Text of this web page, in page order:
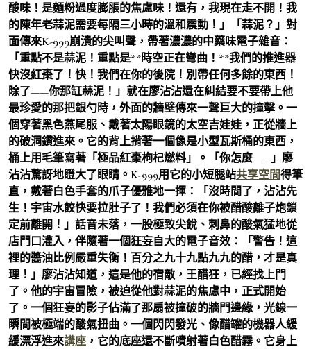
酸味！是麵粉過度膨脹的焦慮味！還有，我現在走不開！我
的陳年老蒜泥需要每隔三小時的溫和震動！」「蒜泥？」對
面傳來K-999崩潰的尖叫聲，帶著濃濃的中藥味電子雜音：
「重點不是蒜泥！重點是**時空正在彎曲！**我們的推進器
快沒紅棗了！快！我們在你的後院！別帶任何多餘的東西！
除了——你那缸蒜泥！」就在廖沾沾還在糾結要不要帶上他
最珍愛的那把銀勺時，外面的牆壁傳來一聲巨大的撞擊。一
個穿著黑色燕尾服、戴著太陽眼鏡的太空吉娃娃，正從牆上
的破洞鑽進來。它的背上揹著一個像是小型瓦斯桶的東西，
桶上用毛筆寫著「極品紅棗枸杞燃料」。「你怎麼——」廖
沾沾驚訝地瞪大了眼睛。K-999用它的小短腿站共享空間得筆
直，戴著白色手套的爪子優雅地一揮：「沒時間了，沾沾先
生！宇宙水餃快要拉肚子了！我們必須在你被醋酸離子炮鎖
定前離開！」話音未落，一股極致尖銳、刺鼻的酸氣猛地從
店門口灌入，伴隨著一個狂妄自大的電子音效：「警告！這
裡的醬油比例嚴重失衡！百分之九十九點九九的醋，才是真
理！」廖沾沾知道，這是他的宿敵，王醋狂，已經找上門
了。他的宇宙冒險，被迫從他對蒜泥的焦慮中，正式開始
了。一個狂妄的影子佔滿了那扇被撞破的牆門邊緣，光線一
瞬間被極端的酸氣扭曲。一個閃閃發光、像醋罐的機器人緩
緩漂浮進來講座 ，它的底座還不斷噴射著白色醋霧。它身上